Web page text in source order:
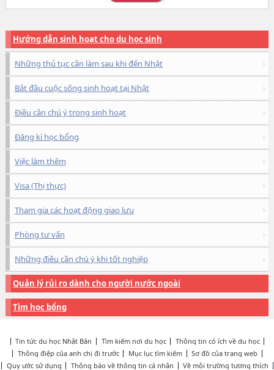
Hướng dẫn sinh hoạt cho du học sinh
Những thủ tục cần làm sau khi đến Nhật
Bắt đầu cuộc sống sinh hoạt tại Nhật
Điều cần chú ý trong sinh hoạt
Đăng kí học bổng
Việc làm thêm
Visa (Thị thực)
Tham gia các hoạt động giao lưu
Phòng tư vấn
Những điều cần chú ý khi tốt nghiệp
Quản lý rủi ro dành cho người nước ngoài
Tìm học bổng
Tin tức du học Nhật Bản Tìm kiếm nơi du học
Thông tin có ích về du học
Thông điệp của anh chị đi trước
Mục lục tìm kiếm
Sơ đồ của trang web
Quy ước sử dụng
Thông báo về thông tin cá nhân Về môi trường tương thích